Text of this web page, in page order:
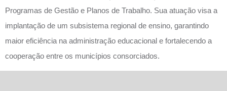
Programas de Gestão e Planos de Trabalho. Sua atuação visa a
implantação de um subsistema regional de ensino, garantindo
maior eficiência na administração educacional e fortalecendo a
cooperação entre os municípios consorciados.